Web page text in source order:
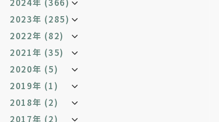
2023年 (285)
2022年 (82)
2021年 (35)
2020年 (5)
2019年 (1)
2018年 (2)
2017年 (2)